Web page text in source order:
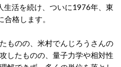
生活を続け、ついに1976年、東
合格 します。
ものの、米村でんじろうさんの
したものの、量子力学や相対性